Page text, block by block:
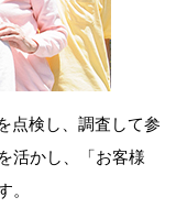
点検し、調査して参
活かし、「お客様
。